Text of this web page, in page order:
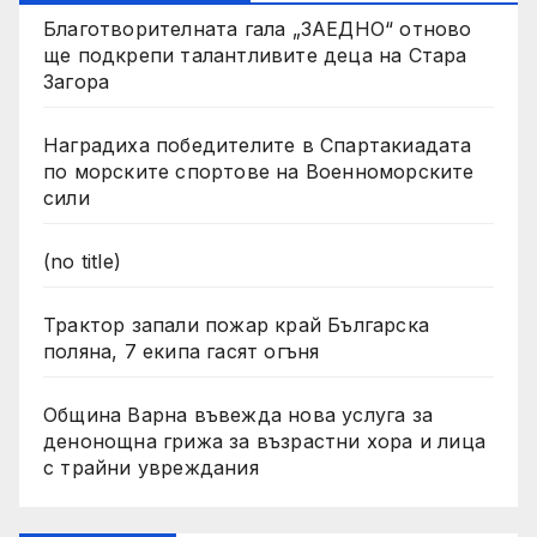
Благотворителната гала „ЗАЕДНО“ отново
ще подкрепи талантливите деца на Стара
Загора
Наградиха победителите в Спартакиадата
по морските спортове на Военноморските
сили
(no title)
Трактор запали пожар край Българска
поляна, 7 екипа гасят огъня
Община Варна въвежда нова услуга за
денонощна грижа за възрастни хора и лица
с трайни увреждания